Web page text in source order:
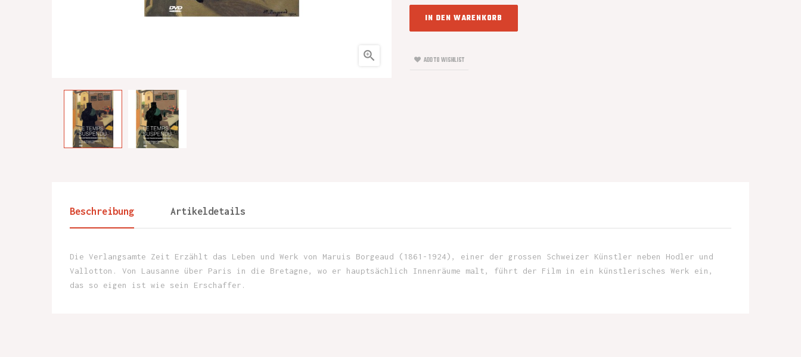

IN DEN WARENKORB
ADD TO WISHLIST
Beschreibung Artikeldetails
Die Verlangsamte Zeit Erzählt das Leben und Werk von Maruis Borgeaud (1861-1924), einer der grossen Schweizer Künstler neben Hodler und
Vallotton. Von Lausanne über Paris in die Bretagne, wo er hauptsächlich Innenräume malt, führt der Film in ein künstlerisches Werk ein,
das so eigen ist wie sein Erschaffer.